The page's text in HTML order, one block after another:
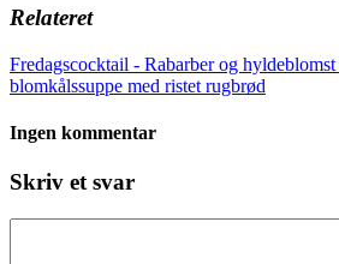
Relateret
Fredagscocktail - Rabarber og
blomkålssuppe med ristet rugbrød
Ingen kommentar
Skriv et svar